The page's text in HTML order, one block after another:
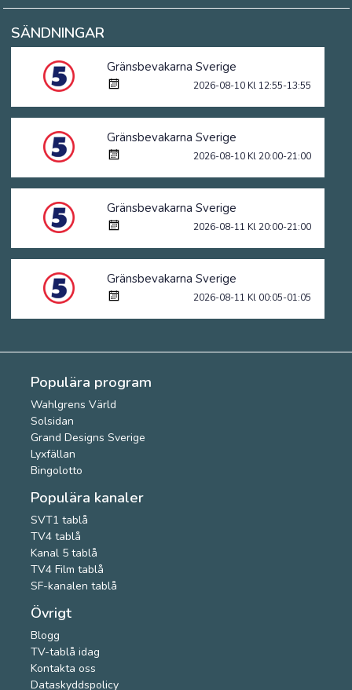
SÄNDNINGAR
Gränsbevakarna Sverige
2026-08-10 Kl 12:55-13:55
Gränsbevakarna Sverige
2026-08-10 Kl 20:00-21:00
Gränsbevakarna Sverige
2026-08-11 Kl 20:00-21:00
Gränsbevakarna Sverige
2026-08-11 Kl 00:05-01:05
Populära program
Wahlgrens Värld
Solsidan
Grand Designs Sverige
Lyxfällan
Bingolotto
Populära kanaler
SVT1 tablå
TV4 tablå
Kanal 5 tablå
TV4 Film tablå
SF-kanalen tablå
Övrigt
Blogg
TV-tablå idag
Kontakta oss
Dataskyddspolicy